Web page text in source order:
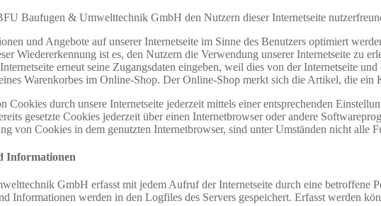
Baufugen & Umwelttechnik GmbH den Nutzern dieser Internetseite
und Angebote auf unserer Internetseite im Sinne des Benutzers optimiert
Wiedererkennung ist es, den Nutzern die Verwendung unserer Internetseite zu
erneut seine Zugangsdaten eingeben, weil dies von der Internetseite
Warenkorbes im Online-Shop. Der Online-Shop merkt sich die Artikel, die
Cookies durch unsere Internetseite jederzeit mittels einer entsprechenden
gesetzte Cookies jederzeit über einen Internetbrowser oder andere
von Cookies in dem genutzten Internetbrowser, sind unter Umständen nicht alle
Informationen
GmbH erfasst mit jedem Aufruf der Internetseite durch eine betroffene
Informationen werden in den Logfiles des Servers gespeichert. Erfasst werden